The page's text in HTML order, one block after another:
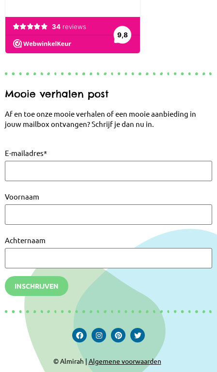
Mooie verhalen post
Af en toe onze mooie verhalen of een mooie aanbieding in
jouw mailbox ontvangen? Schrijf je dan nu in.
E-mailadres*
Voornaam
Achternaam
INSCHRIJVEN
© Almirah | Algemene voorwaarden